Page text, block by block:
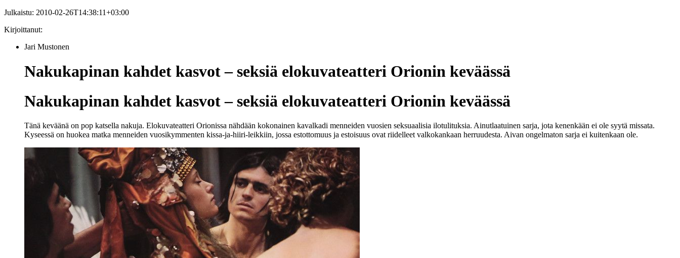
Julkaistu: 2010-02-26T14:38:11+03:00
Kirjoittanut:
Jari Mustonen
Nakukapinan kahdet kasvot – seksiä elokuvateatteri Orionin keväässä
Nakukapinan kahdet kasvot – seksiä elokuvateatteri Orionin keväässä
Tänä keväänä on pop katsella nakuja. Elokuvateatteri Orionissa nähdään kokonainen kavalkadi menneiden vuosien seksuaalisia ilotulituksia. Ainutlaatuinen sarja, jota kenenkään ei ole syytä missata.
Kyseessä on huokea matka menneiden vuosikymmenten kissa-ja-hiiri-leikkiin, jossa estottomuus ja estoisuus ovat riidelleet valkokankaan herruudesta. Aivan ongelmaton sarja ei kuitenkaan ole.